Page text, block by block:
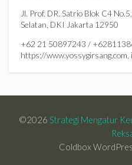
Jl. Prof. DR. Satrio Blok C4
Selatan, DKI Jakarta 12950
+62 21 50897243 /
https://www.yossygirsang.com,
©2026 Strategi Mengatur
Coldbox